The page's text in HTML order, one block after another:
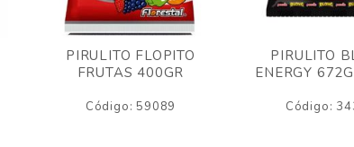
PIRULITO FLOPITO
FRUTAS 400GR
Código: 59089
PIRULITO
ENERGY
Código: